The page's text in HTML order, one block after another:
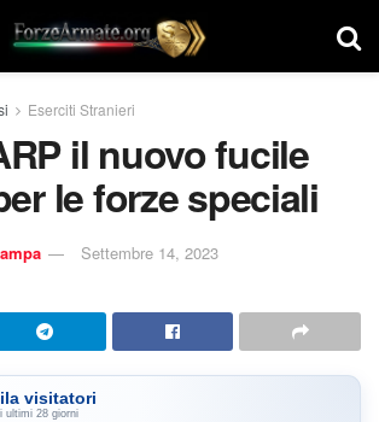
Eserciti Stranieri
il nuovo fucile
le forze speciali
Settembre 14, 2023
visitatori
ultimi 28 giorni